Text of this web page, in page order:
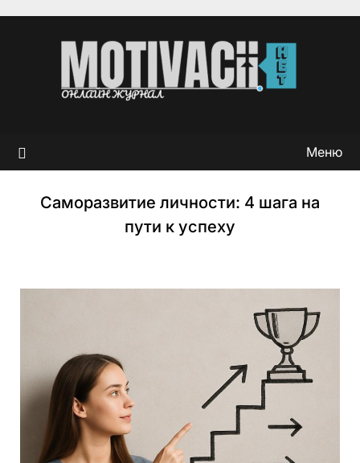
содержимому
Меню
Саморазвитие личности: 4 шага на
пути к успеху